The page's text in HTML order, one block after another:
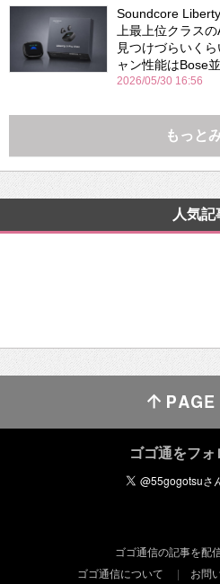
Soundcore
上最上位クラス
見つけづらいく
ャン性能はBose
2026/05/30 16:56
もっと
人気記
ゴゴ通をフォ
ゴゴ通信の記事を配
ゴゴ通信について
お問